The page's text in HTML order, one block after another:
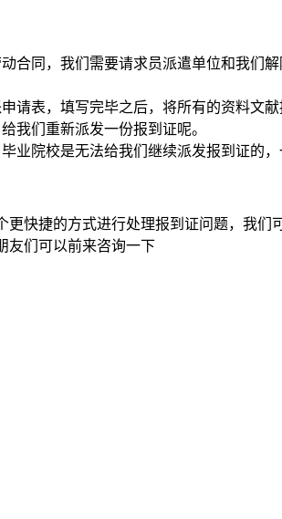
合同，我们需要请求员派遣单位和我们
请表，填写完毕之后，将所有的资料文
我们重新派发一份报到证呢。
业院校是无法给我们继续派发报到证的
快捷的方式进行处理报到证问题，我
友们可以前来咨询一下